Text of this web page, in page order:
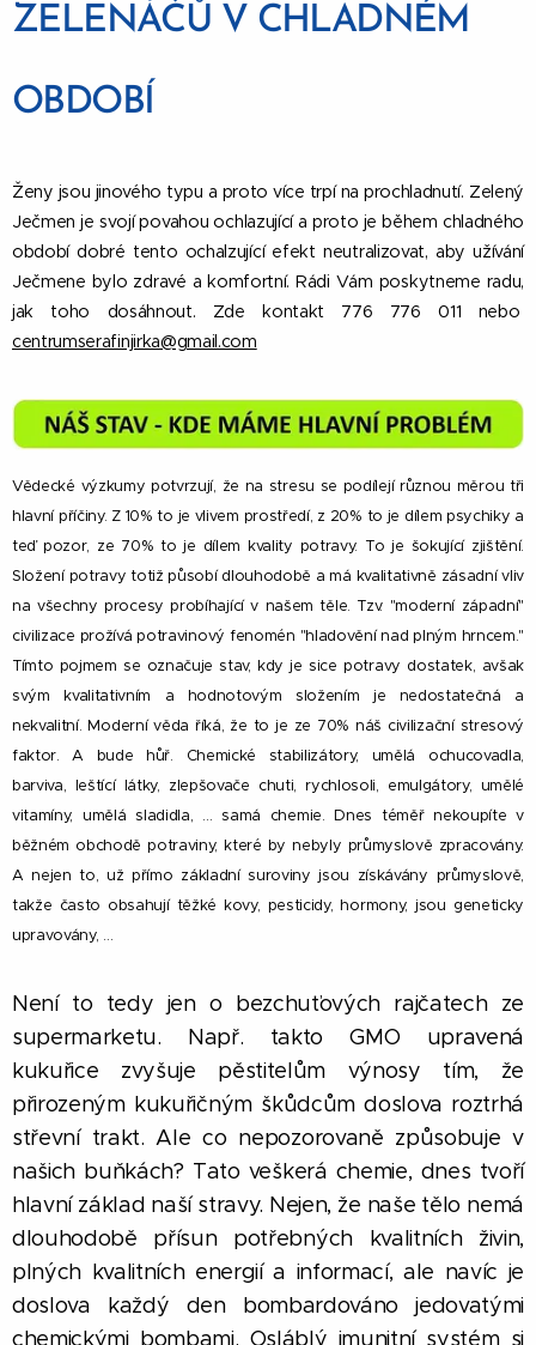
ZELENÁČŮ V CHLADNÉM
OBDOBÍ
Ženy jsou jinového typu a proto více trpí na prochladnutí. Zelený
Ječmen je svojí povahou ochlazující a proto je během chladného
období dobré tento ochalzující efekt neutralizovat, aby užívání
Ječmene bylo zdravé a komfortní. Rádi Vám poskytneme radu,
jak toho dosáhnout. Zde kontakt 776 776 011 nebo
centrumserafinjirka@gmail.com
Vědecké výzkumy potvrzují, že na stresu se podílejí různou měrou tři
hlavní příčiny. Z 10% to je vlivem prostředí, z 20% to je dílem psychiky a
teď pozor, ze 70% to je dílem kvality potravy. To je šokující zjištění.
Složení potravy totiž působí dlouhodobě a má kvalitativně zásadní vliv
na všechny procesy probíhající v našem těle. Tzv. "moderní západní"
civilizace prožívá potravinový fenomén "hladovění nad plným hrncem."
Tímto pojmem se označuje stav, kdy je sice potravy dostatek, avšak
svým kvalitativním a hodnotovým složením je nedostatečná a
nekvalitní. Moderní věda říká, že to je ze 70% náš civilizační stresový
faktor. A bude hůř. Chemické stabilizátory, umělá ochucovadla,
barviva, leštící látky, zlepšovače chuti, rychlosoli, emulgátory, umělé
vitamíny, umělá sladidla, ... samá chemie. Dnes téměř nekoupíte v
běžném obchodě potraviny, které by nebyly průmyslově zpracovány.
A nejen to, už přímo základní suroviny jsou získávány průmyslově,
takže často obsahují těžké kovy, pesticidy, hormony, jsou geneticky
upravovány, ...
Není to tedy jen o bezchuťových rajčatech ze
supermarketu. Např. takto GMO upravená
kukuřice zvyšuje pěstitelům výnosy tím, že
přirozeným kukuřičným škůdcům doslova roztrhá
střevní trakt. Ale co nepozorovaně způsobuje v
našich buňkách? Tato veškerá chemie, dnes tvoří
hlavní základ naší stravy. Nejen, že naše tělo nemá
dlouhodobě přísun potřebných kvalitních živin,
plných kvalitních energií a informací, ale navíc je
doslova každý den bombardováno jedovatými
chemickými bombami. Osláblý imunitní systém si